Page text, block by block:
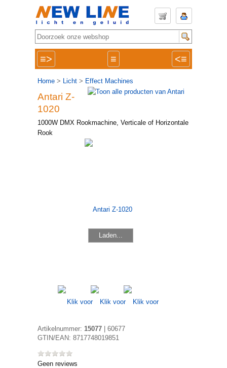
≡> ≡ <≡
Home > Licht > Effect Machines
Antari Z-
1020
1000W DMX Rookmachine, Verticale of Horizontale
Rook
Laden...
Artikelnummer: 15077
60677
GTIN/EAN: 8717748019851
Geen reviews